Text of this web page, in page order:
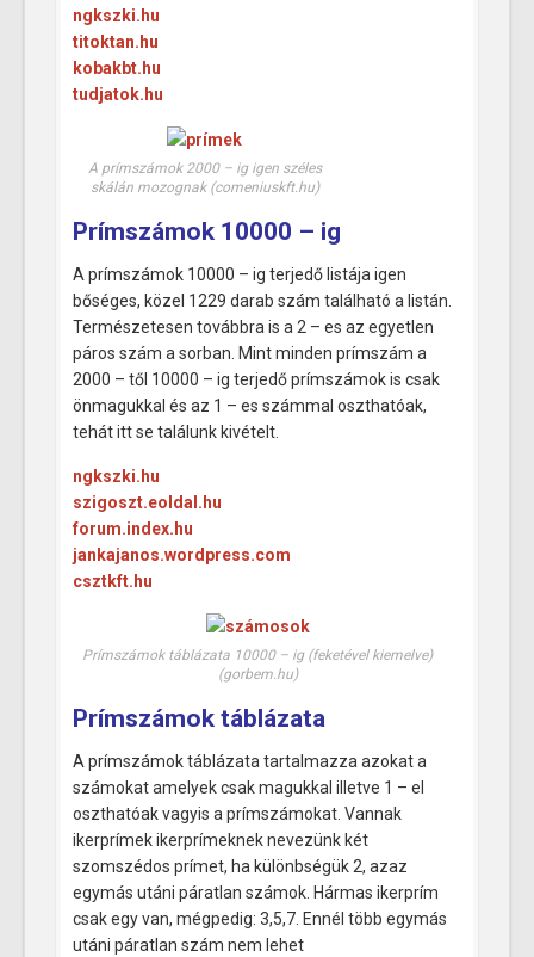
ngkszki.hu
titoktan.hu
kobakbt.hu
tudjatok.hu
A prímszámok 2000 – ig igen széles
skálán mozognak (comeniuskft.hu)
Prímszámok 10000 – ig
A prímszámok 10000 – ig terjedő listája igen
bőséges, közel 1229 darab szám található a listán.
Természetesen továbbra is a 2 – es az egyetlen
páros szám a sorban. Mint minden prímszám a
2000 – től 10000 – ig terjedő prímszámok is csak
önmagukkal és az 1 – es számmal oszthatóak,
tehát itt se találunk kivételt.
ngkszki.hu
szigoszt.eoldal.hu
forum.index.hu
jankajanos.wordpress.com
csztkft.hu
Prímszámok táblázata 10000 – ig (feketével kiemelve)
(gorbem.hu)
Prímszámok táblázata
A prímszámok táblázata tartalmazza azokat a
számokat amelyek csak magukkal illetve 1 – el
oszthatóak vagyis a prímszámokat. Vannak
ikerprímek ikerprímeknek nevezünk két
szomszédos prímet, ha különbségük 2, azaz
egymás utáni páratlan számok. Hármas ikerprím
csak egy van, mégpedig: 3,5,7. Ennél több egymás
utáni páratlan szám nem lehet